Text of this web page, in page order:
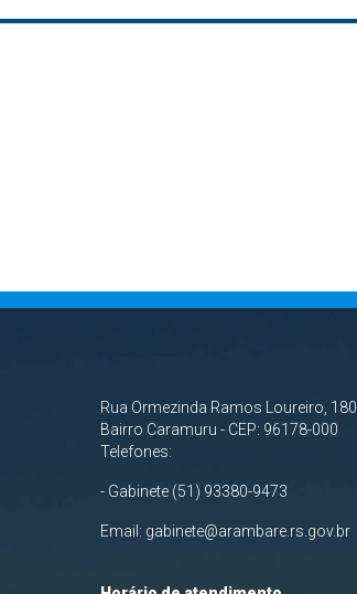
Rua Ormezinda Ramos Loureiro, 180
Bairro Caramuru - CEP: 96178-000
Telefones:
- Gabinete (51) 93380-9473
Email: gabinete@arambare.rs.gov.br